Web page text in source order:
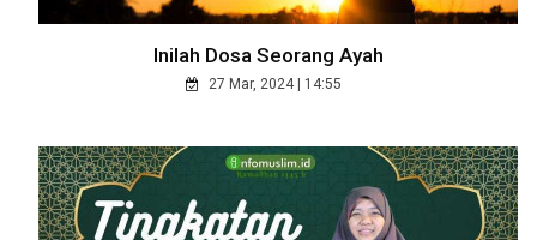
Inilah Dosa Seorang Ayah
27 Mar, 2024 | 14:55